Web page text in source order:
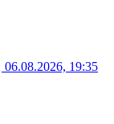
06.08.2026, 19:35